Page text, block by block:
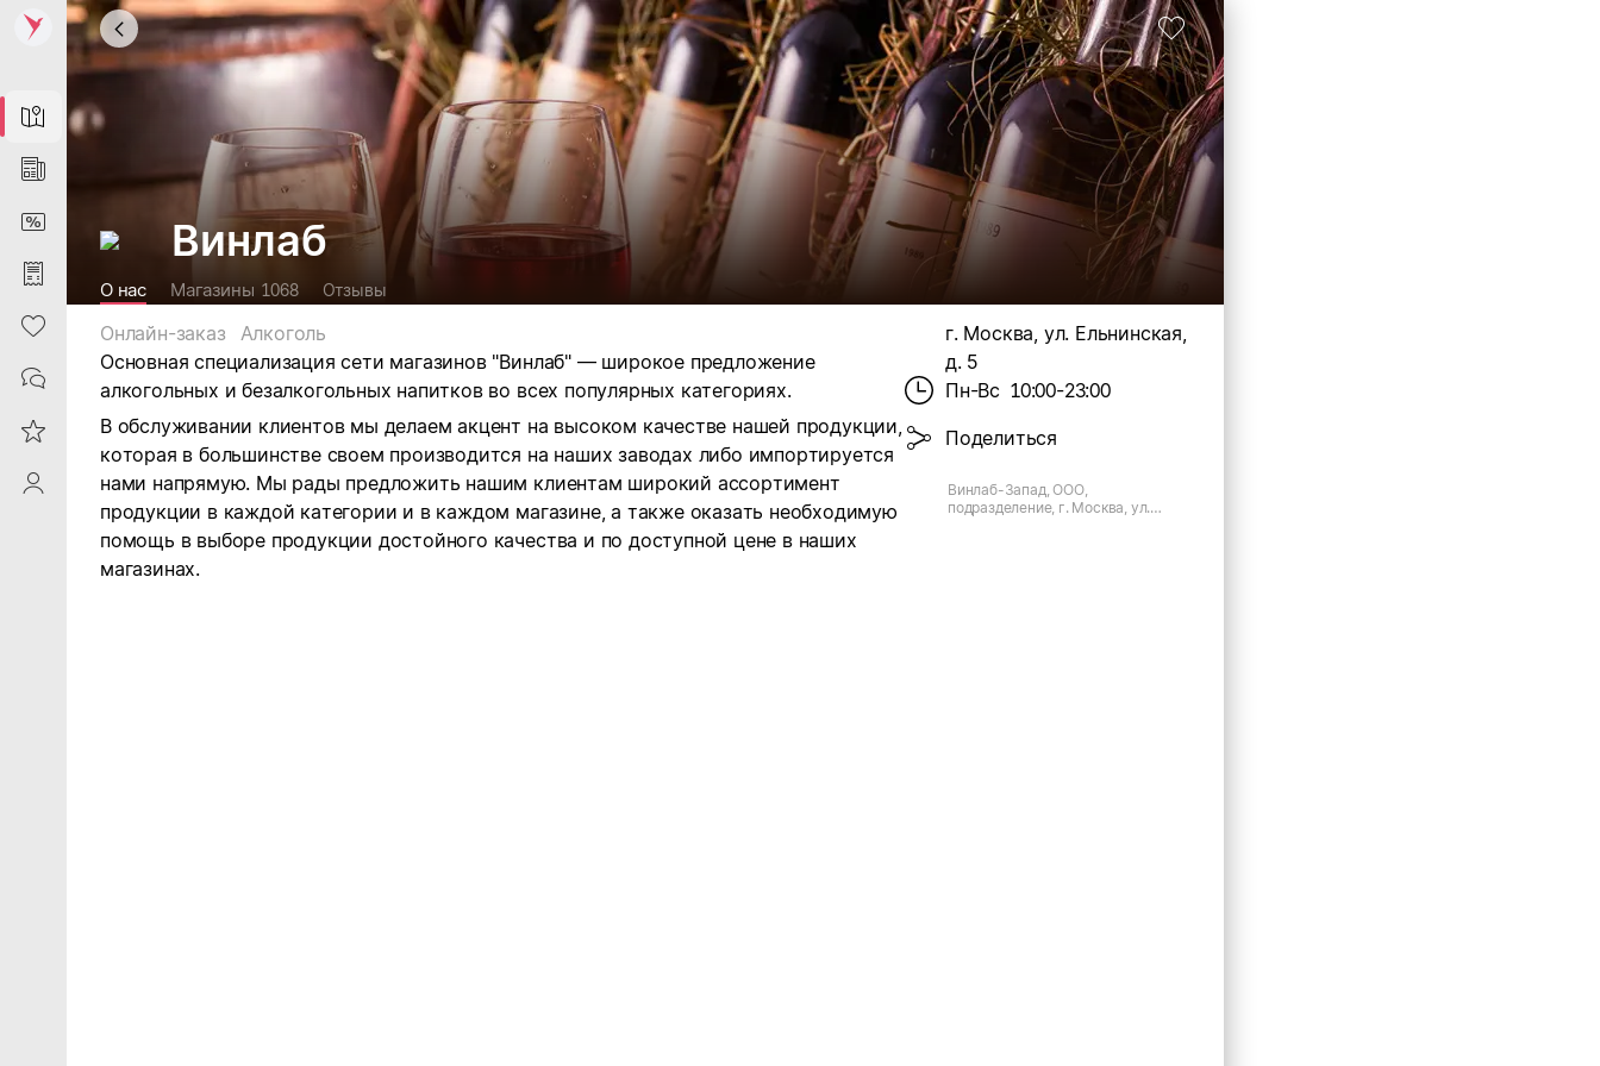
Map
News
DiscountCard
Purchases
Heart
Contacts
Reviews
ProfileSaby
Винлаб
О нас Магазины 1068 Отзывы
Онлайн-заказ
Алкоголь
Основная специализация сети магазинов "Винлаб" — широкое предложение
алкогольных и безалкогольных напитков во всех популярных категориях.
В обслуживании клиентов мы делаем акцент на высоком качестве нашей продукции,
которая в большинстве своем производится на наших заводах либо импортируется
нами напрямую. Мы рады предложить нашим клиентам широкий ассортимент
продукции в каждой категории и в каждом магазине, а также оказать необходимую
помощь в выборе продукции достойного качества и по доступной цене в наших
магазинах.
г. Москва, ул. Ельнинская,
д. 5
Пн-Вс 10:00-23:00
Поделиться
Винлаб-Запад, ООО,
подразделение, г. Москва, ул.